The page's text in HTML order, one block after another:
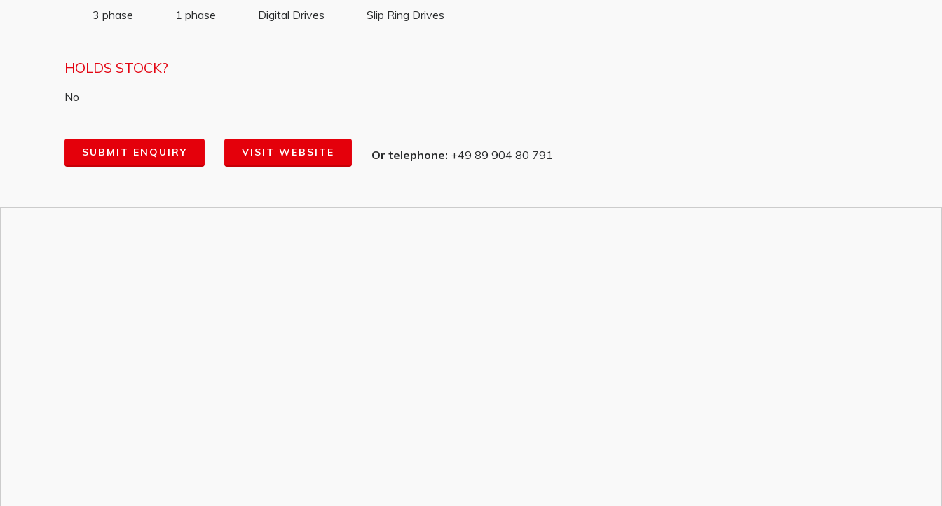
3 phase 1 phase Digital Drives Slip Ring Drives
HOLDS STOCK?
No
SUBMIT ENQUIRY VISIT WEBSITE Or telephone: +49 89 904 80 791